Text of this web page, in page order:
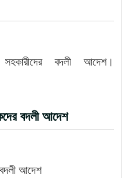
বদলী আদেশ।
বদলী আদেশ
আদেশ